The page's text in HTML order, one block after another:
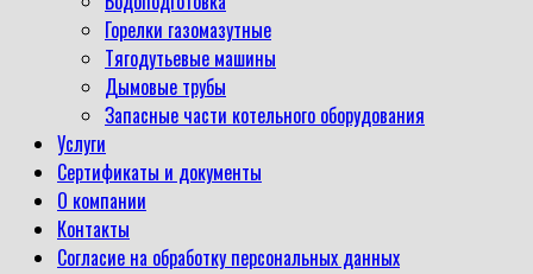
Горелки газомазутные
Тягодутьевые машины
Дымовые трубы
Запасные части котельного оборудования
Услуги
Сертификаты и документы
О компании
Контакты
Согласие на обработку персональных данных